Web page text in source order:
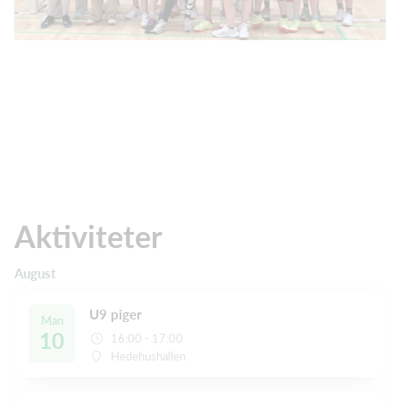
Aktiviteter
August
Man
10
U9 piger
16:00 - 17:00
Hedehushallen